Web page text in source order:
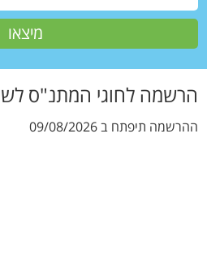
הרשמה לחוגי המתנ"ס
ההרשמה תיפתח ב 09/08/2026